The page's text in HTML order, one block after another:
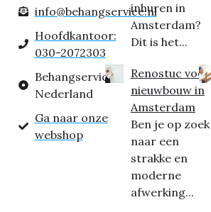
info@behangservice.nl
Hoofdkantoor:
030-2072303
Behangservice
Nederland
Ga naar onze
webshop
inhuren in
Amsterdam?
Dit is het...
Renostuc voor
nieuwbouw in
Amsterdam
Ben je op zoek
naar een
strakke en
moderne
afwerking...